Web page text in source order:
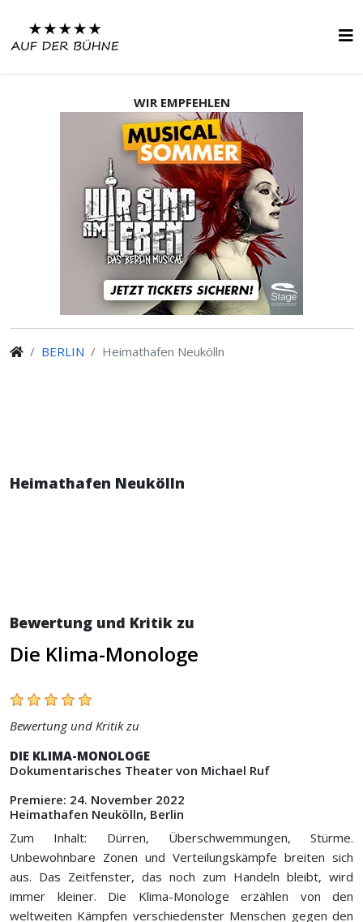
WIR EMPFEHLEN
BERLIN Heimathafen Neukölln
Heimathafen Neukölln
Bewertung und Kritik zu
Die Klima-Monologe
Bewertung und Kritik zu
DIE KLIMA-MONOLOGE
Dokumentarisches Theater von Michael Ruf
Premiere: 24. November 2022
Heimathafen Neukölln, Berlin
Zum Inhalt: Dürren, Überschwemmungen, Stürme.
Unbewohnbare Zonen und Verteilungskämpfe breiten sich
aus. Das Zeitfenster, das noch zum Handeln bleibt, wird
immer kleiner. Die Klima-Monologe erzählen von den
weltweiten Kämpfen verschiedenster Menschen gegen den